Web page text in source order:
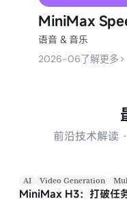
MiniMax
语音 & 音乐
2026-06了解更多 >
前沿技术解读
AI Video Generation
MiniMax H3：打破任